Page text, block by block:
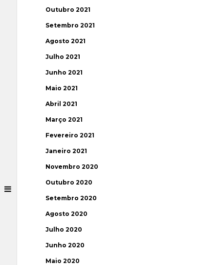
Outubro 2021
Setembro 2021
Agosto 2021
Julho 2021
Junho 2021
Maio 2021
Abril 2021
Março 2021
Fevereiro 2021
Janeiro 2021
Novembro 2020
Outubro 2020
Setembro 2020
Agosto 2020
Julho 2020
Junho 2020
Maio 2020